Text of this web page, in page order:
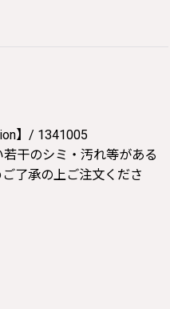
】/ 1341005
干のシミ・汚れ等がある
了承の上ご注文くださ